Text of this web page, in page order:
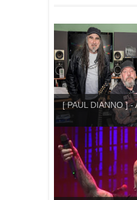
[ PAUL DIANNO ]